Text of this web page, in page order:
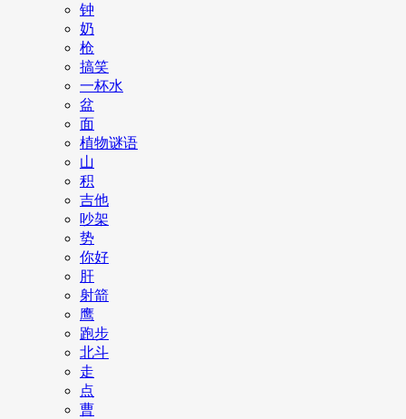
钟
奶
枪
搞笑
一杯水
盆
面
植物谜语
山
积
吉他
吵架
势
你好
肝
射箭
鹰
跑步
北斗
走
点
曹